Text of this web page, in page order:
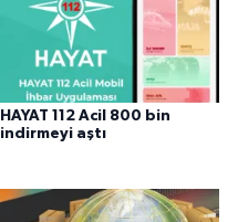
HAYAT 112 Acil 800 bin
indirmeyi aştı